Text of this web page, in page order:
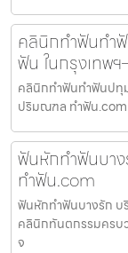
คลินิกทำฟันทำ
ฟัน ในกรุงเทพ
คลินิกทำฟันทำฟันปทุ
ปริมณฑล ทำฟัน
ฟันหักทำฟันบา
ทำฟัน.com
ฟันหักทำฟันบางรัก บ
คลินิกทันตกรรมครบ
จ